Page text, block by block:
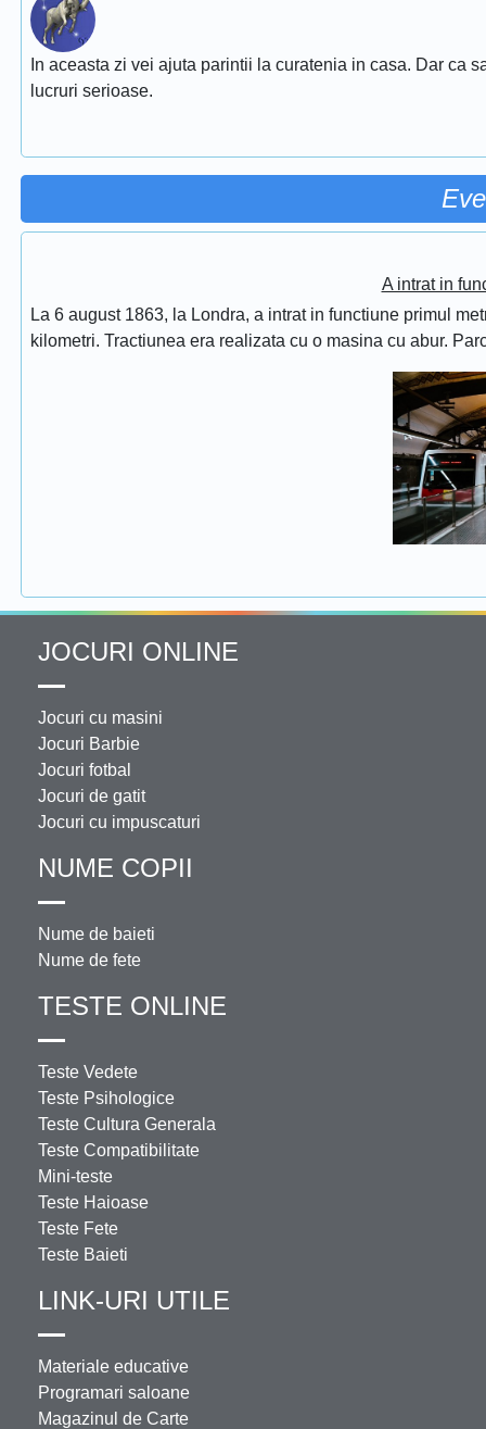
In aceasta zi vei ajuta parintii la curatenia in casa. Dar ca
lucruri serioase.
A intrat in
La 6 august 1863, la Londra, a intrat in functiune primul
kilometri. Tractiunea era realizata cu o masina cu abur.
JOCURI ONLINE
Jocuri cu masini
Jocuri Barbie
Jocuri fotbal
Jocuri de gatit
Jocuri cu impuscaturi
NUME COPII
Nume de baieti
Nume de fete
TESTE ONLINE
Teste Vedete
Teste Psihologice
Teste Cultura Generala
Teste Compatibilitate
Mini-teste
Teste Haioase
Teste Fete
Teste Baieti
LINK-URI UTILE
Materiale educative
Programari saloane
Magazinul de Carte